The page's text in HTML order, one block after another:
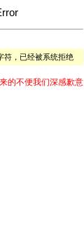
符，已经被系统拒绝
的不便我们深感歉意